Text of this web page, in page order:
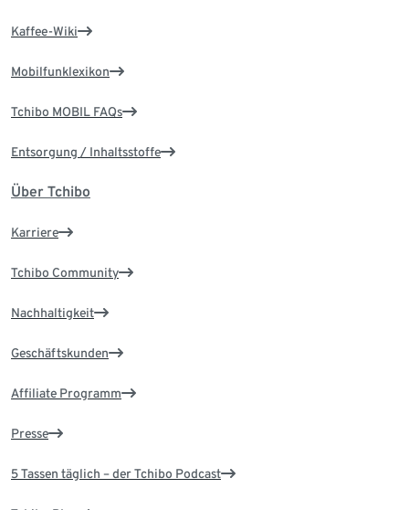
Kaffee-Wiki
Mobilfunklexikon
Tchibo MOBIL FAQs
Entsorgung / Inhaltsstoffe
Über Tchibo
Karriere
Tchibo Community
Nachhaltigkeit
Geschäftskunden
Affiliate Programm
Presse
5 Tassen täglich – der Tchibo Podcast